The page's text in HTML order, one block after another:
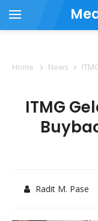
Home News
ITMG
Radit M. Pase